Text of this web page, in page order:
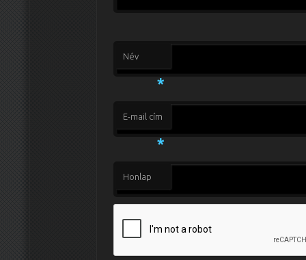
Név
*
E-mail cím
*
Honlap